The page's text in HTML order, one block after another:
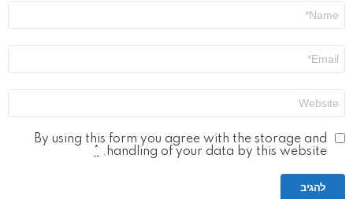
By using this form you agree with the storage and
handling of your data by this website.